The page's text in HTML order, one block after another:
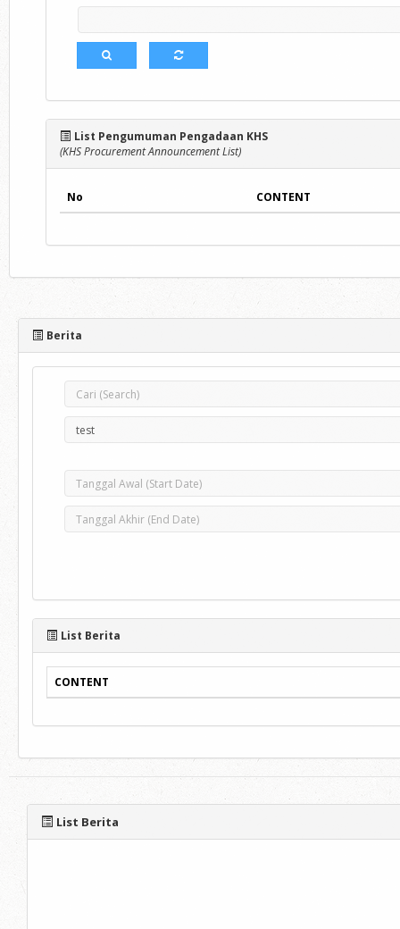
List Pengumuman Pengadaan KHS
(KHS Procurement Announcement List)
No CONTENT
Berita
List Berita
CONTENT
List Berita